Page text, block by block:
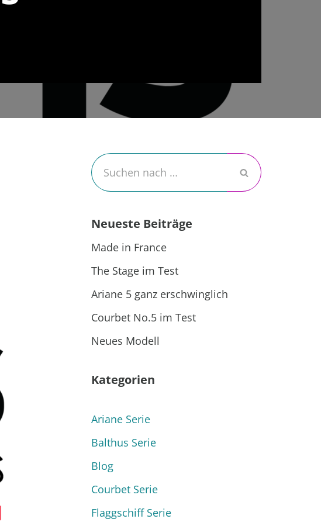
Neueste Beiträge
Made in France
The Stage im Test
Ariane 5 ganz erschwinglich
Courbet No.5 im Test
Neues Modell
Kategorien
Ariane Serie
Balthus Serie
Blog
Courbet Serie
Flaggschiff Serie